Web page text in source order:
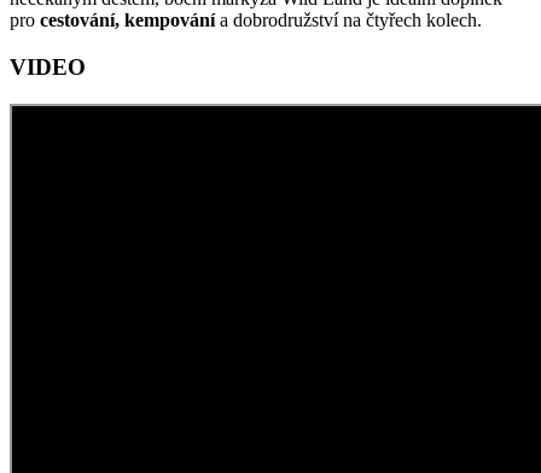
pro cestování, kempovánía dobrodružství na čtyřech kolech.
VIDEO